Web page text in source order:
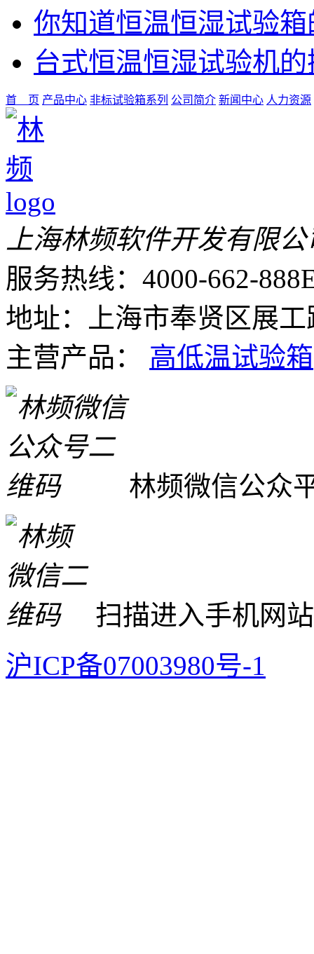
你知道恒温恒湿试验
台式恒温恒湿试验机
首 页 产品中心 非标试验箱系列 公司简介 新闻中心 人力资源
上海林频软件开发有限公
服务热线：4000-662-888
地址：上海市奉贤区展工
主营产品： 高低温试验箱
林频微信公众
扫描进入手机网
沪ICP备07003980号-1